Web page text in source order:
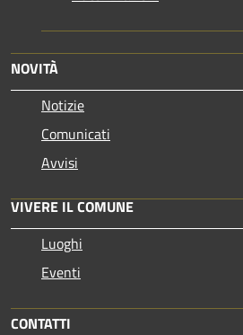
NOVITÀ
Notizie
Comunicati
Avvisi
VIVERE IL COMUNE
Luoghi
Eventi
CONTATTI